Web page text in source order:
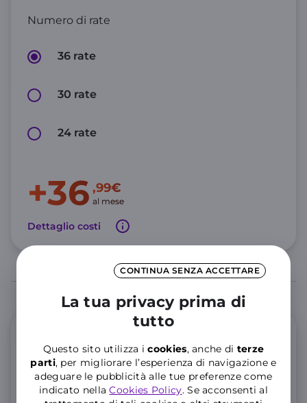
CONTINUA SENZA ACCETTARE
La tua privacy prima di
tutto
Questo sito utilizza icookies, anche di terze
parti, per migliorare l’esperienza di navigazione e
adeguare le pubblicità alle tue preferenze come
indicato nellaCookies Policy. Se acconsenti al
Numero di rate
36 rate
30 rate
24 rate
+36 ,99€
al mese
Dettaglio costi
GIGA e Minuti illimitati